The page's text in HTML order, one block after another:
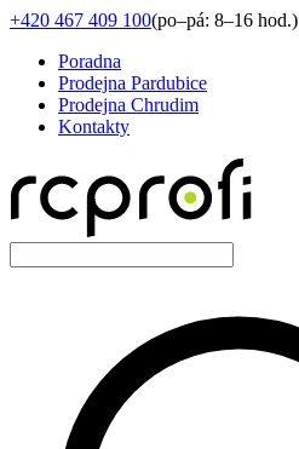
+420 467 409 100(po–pá: 8–16 hod.)
Poradna
Prodejna Pardubice
Prodejna Chrudim
Kontakty